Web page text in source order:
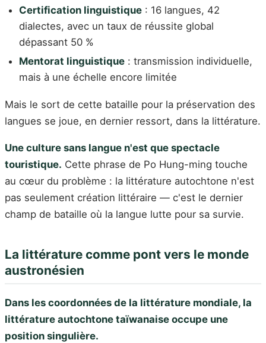
Certification linguistique : 16 langues, 42
dialectes, avec un taux de réussite global
dépassant 50 %
Mentorat linguistique : transmission individuelle,
mais à une échelle encore limitée
Mais le sort de cette bataille pour la préservation des
langues se joue, en dernier ressort, dans la littérature.
Une culture sans langue n'est que spectacle
touristique. Cette phrase de Po Hung-ming touche
au cœur du problème : la littérature autochtone n'est
pas seulement création littéraire — c'est le dernier
champ de bataille où la langue lutte pour sa survie.
La littérature comme pont vers le monde
austronésien
Dans les coordonnées de la littérature mondiale, la
littérature autochtone taïwanaise occupe une
position singulière.